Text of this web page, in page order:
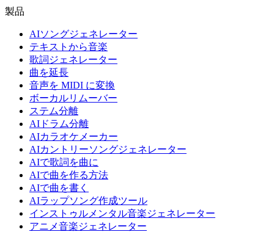
製品
AIソングジェネレーター
テキストから音楽
歌詞ジェネレーター
曲を延長
音声を MIDI に変換
ボーカルリムーバー
ステム分離
AIドラム分離
AIカラオケメーカー
AIカントリーソングジェネレーター
AIで歌詞を曲に
AIで曲を作る方法
AIで曲を書く
AIラップソング作成ツール
インストゥルメンタル音楽ジェネレーター
アニメ音楽ジェネレーター